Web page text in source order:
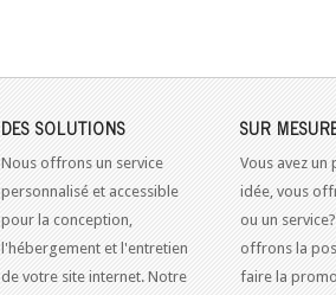
DES SOLUTIONS
Nous offrons un service
personnalisé et accessible
pour la conception,
l'hébergement et l'entretien
de votre site internet. Notre
SUR
Vous avez un
idée, vous
ou un
offrons la
faire la